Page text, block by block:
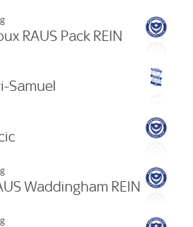
RAUS Pack REIN
Samuel
Waddingham REIN